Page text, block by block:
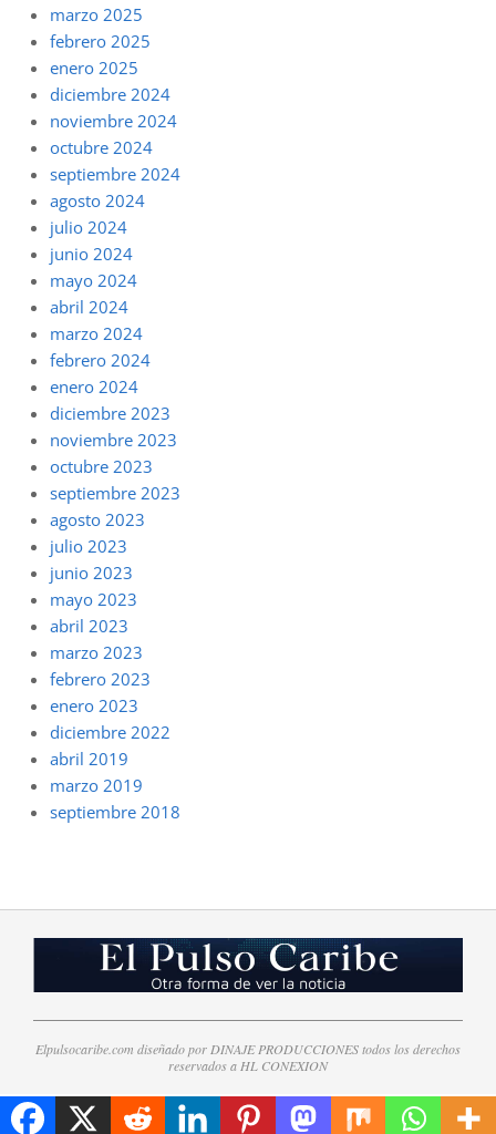
marzo 2025
febrero 2025
enero 2025
diciembre 2024
noviembre 2024
octubre 2024
septiembre 2024
agosto 2024
julio 2024
junio 2024
mayo 2024
abril 2024
marzo 2024
febrero 2024
enero 2024
diciembre 2023
noviembre 2023
octubre 2023
septiembre 2023
agosto 2023
julio 2023
junio 2023
mayo 2023
abril 2023
marzo 2023
febrero 2023
enero 2023
diciembre 2022
abril 2019
marzo 2019
septiembre 2018
Elpulsocaribe.com diseñado por DINAJE PRODUCCIONES todos los derechos
reservados a HL CONEXION